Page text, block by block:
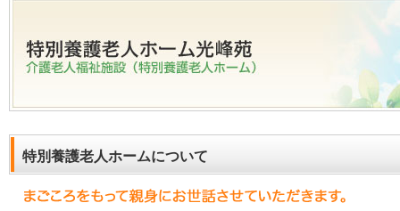
特別養護老人ホームについて